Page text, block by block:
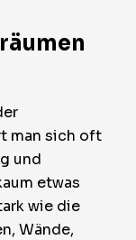
man sich oft
und
etwas
wie die
Wände,